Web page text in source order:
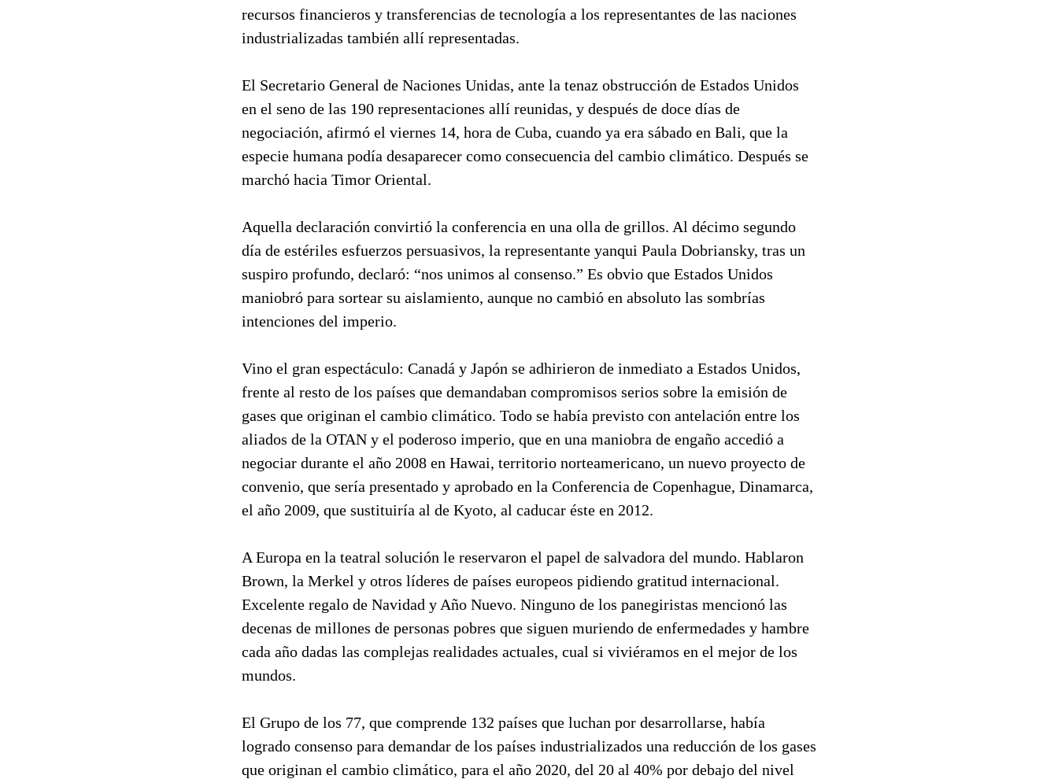
recursos financieros y transferencias de tecnología a los representantes de las naciones
industrializadas también allí representadas.
El Secretario General de Naciones Unidas, ante la tenaz obstrucción de Estados Unidos
en el seno de las 190 representaciones allí reunidas, y después de doce días de
negociación, afirmó el viernes 14, hora de Cuba, cuando ya era sábado en Bali, que la
especie humana podía desaparecer como consecuencia del cambio climático. Después se
marchó hacia Timor Oriental.
Aquella declaración convirtió la conferencia en una olla de grillos. Al décimo segundo
día de estériles esfuerzos persuasivos, la representante yanqui Paula Dobriansky, tras un
suspiro profundo, declaró: “nos unimos al consenso.” Es obvio que Estados Unidos
maniobró para sortear su aislamiento, aunque no cambió en absoluto las sombrías
intenciones del imperio.
Vino el gran espectáculo: Canadá y Japón se adhirieron de inmediato a Estados Unidos,
frente al resto de los países que demandaban compromisos serios sobre la emisión de
gases que originan el cambio climático. Todo se había previsto con antelación entre los
aliados de la OTAN y el poderoso imperio, que en una maniobra de engaño accedió a
negociar durante el año 2008 en Hawai, territorio norteamericano, un nuevo proyecto de
convenio, que sería presentado y aprobado en la Conferencia de Copenhague, Dinamarca,
el año 2009, que sustituiría al de Kyoto, al caducar éste en 2012.
A Europa en la teatral solución le reservaron el papel de salvadora del mundo. Hablaron
Brown, la Merkel y otros líderes de países europeos pidiendo gratitud internacional.
Excelente regalo de Navidad y Año Nuevo. Ninguno de los panegiristas mencionó las
decenas de millones de personas pobres que siguen muriendo de enfermedades y hambre
cada año dadas las complejas realidades actuales, cual si viviéramos en el mejor de los
mundos.
El Grupo de los 77, que comprende 132 países que luchan por desarrollarse, había
logrado consenso para demandar de los países industrializados una reducción de los gases
que originan el cambio climático, para el año 2020, del 20 al 40% por debajo del nivel